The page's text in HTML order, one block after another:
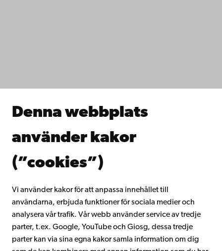
Denna webbplats
använder kakor
(”cookies”)
Vi använder kakor för att anpassa innehållet till
användarna, erbjuda funktioner för sociala medier och
analysera vår trafik. Vår webb använder service av tredje
parter, t.ex. Google, YouTube och Giosg, dessa tredje
parter kan via sina egna kakor samla information om dig
Samarbeta med oss
Kontinuerligt lärande
Gå med i Åbo Akademis alumnnätverk
Intranätet
Facebook InstagramYouTube LinkedIn Blog Snapchat